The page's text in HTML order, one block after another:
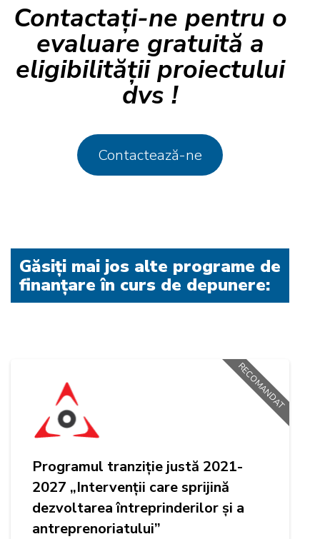
Contactați-ne pentru o
evaluare gratuită a
eligibilității proiectului
dvs !
Contactează-ne
Găsiți mai jos alte programe de
finanțare în curs de depunere:
Programul tranziție justă 2021-
2027 „Intervenții care sprijină
dezvoltarea întreprinderilor și a
antreprenoriatului”
RECOMANDAT